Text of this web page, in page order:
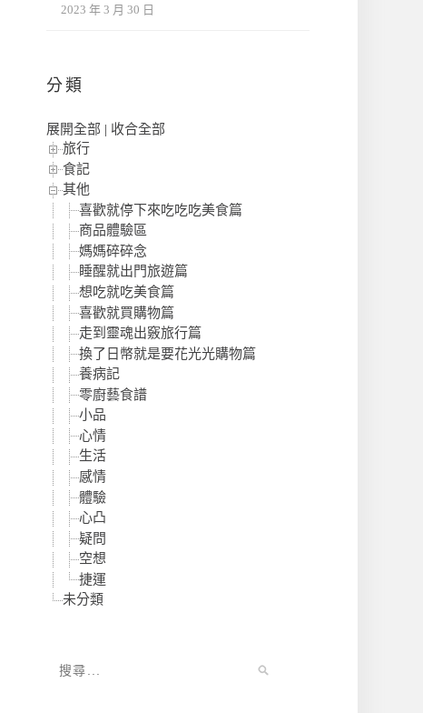
2023 年 3 月 30 日
分類
展開全部 | 收合全部
旅行
食記
其他
喜歡就停下來吃吃吃美食篇
商品體驗區
媽媽碎碎念
睡醒就出門旅遊篇
想吃就吃美食篇
喜歡就買購物篇
走到靈魂出竅旅行篇
換了日幣就是要花光光購物篇
養病記
零廚藝食譜
小品
心情
生活
感情
體驗
心凸
疑問
空想
捷運
未分類